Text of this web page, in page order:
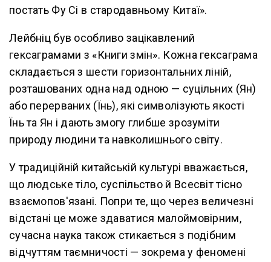
постать Фу Сі в стародавньому Китаї».
Лейбніц був особливо зацікавлений
гексаграмами з «Книги змін». Кожна гексаграма
складається з шести горизонтальних ліній,
розташованих одна над одною — суцільних (Ян)
або перерваних (Їнь), які символізують якості
Їнь та Ян і дають змогу глибше зрозуміти
природу людини та навколишнього світу.
У традиційній китайській культурі вважається,
що людське тіло, суспільство й Всесвіт тісно
взаємопов'язані. Попри те, що через величезні
відстані це може здаватися малоймовірним,
сучасна наука також стикається з подібним
відчуттям таємничості — зокрема у феномені